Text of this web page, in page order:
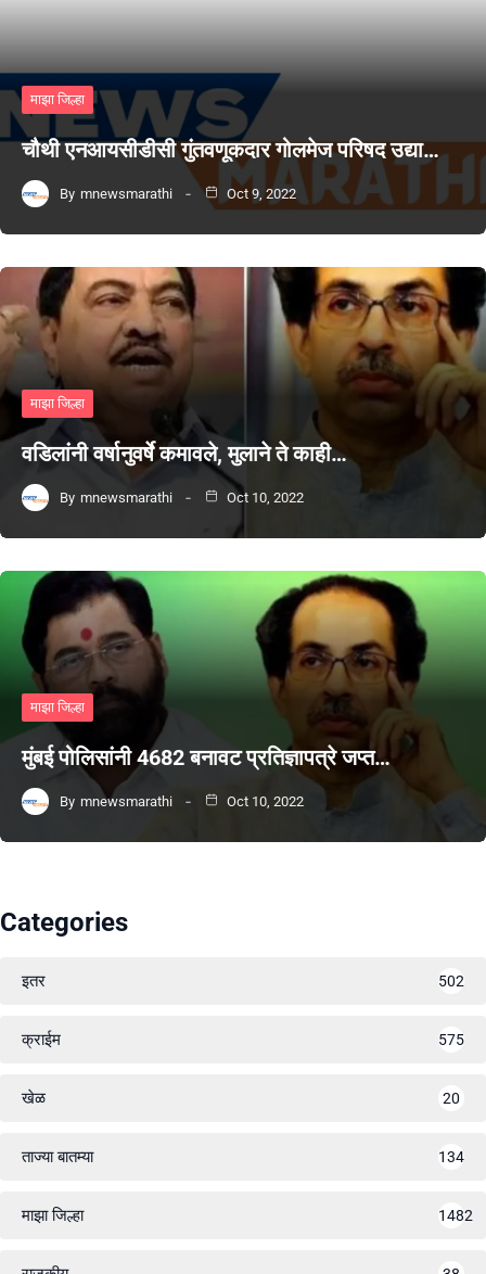
माझा जिल्हा
चौथी एनआयसीडीसी गुंतवणूकदार गोलमेज परिषद उद्या…
By mnewsmarathi Oct 9, 2022
माझा जिल्हा
वडिलांनी वर्षानुवर्षे कमावले, मुलाने ते काही…
By mnewsmarathi Oct 10, 2022
माझा जिल्हा
मुंबई पोलिसांनी 4682 बनावट प्रतिज्ञापत्रे जप्त…
By mnewsmarathi Oct 10, 2022
Categories
इतर 502
क्राईम 575
खेळ 20
ताज्या बातम्या 134
माझा जिल्हा 1482